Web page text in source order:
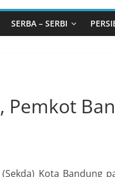
Seminar
Standarisasi
Pemurtadan
2026
SERBA – SERBI
Pemkot
Kota Bandung